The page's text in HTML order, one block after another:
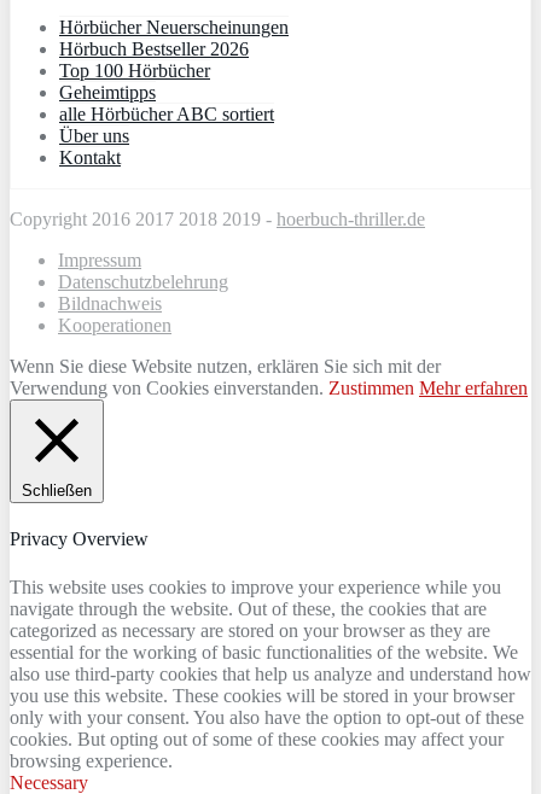
Hörbücher Neuerscheinungen
Hörbuch Bestseller 2026
Top 100 Hörbücher
Geheimtipps
alle Hörbücher ABC sortiert
Über uns
Kontakt
Copyright 2016 2017 2018 2019 - hoerbuch-thriller.de
Impressum
Datenschutzbelehrung
Bildnachweis
Kooperationen
Wenn Sie diese Website nutzen, erklären Sie sich mit der
Verwendung von Cookies einverstanden. Zustimmen Mehr erfahren
Schließen
Privacy Overview
This website uses cookies to improve your experience while you
navigate through the website. Out of these, the cookies that are
categorized as necessary are stored on your browser as they are
essential for the working of basic functionalities of the website. We
also use third-party cookies that help us analyze and understand how
you use this website. These cookies will be stored in your browser
only with your consent. You also have the option to opt-out of these
cookies. But opting out of some of these cookies may affect your
browsing experience.
Necessary